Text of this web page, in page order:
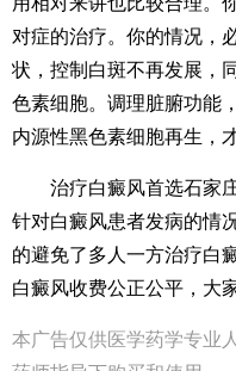
对症的治疗。你的情况，
状，控制白斑不再发展，
色素细胞。调理脏腑功能
内源性黑色素细胞再生，
治疗白癜风首选石家庄
针对白癜风患者发病的情
的避免了多人一方治疗白
白癜风收费公正公平，大
本广告仅供医学药学专业